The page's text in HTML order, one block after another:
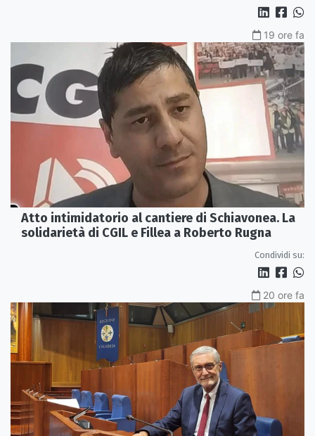
19 ore fa
Atto intimidatorio al cantiere di Schiavonea. La
solidarietà di CGIL e Fillea a Roberto Rugna
Condividi su:
20 ore fa